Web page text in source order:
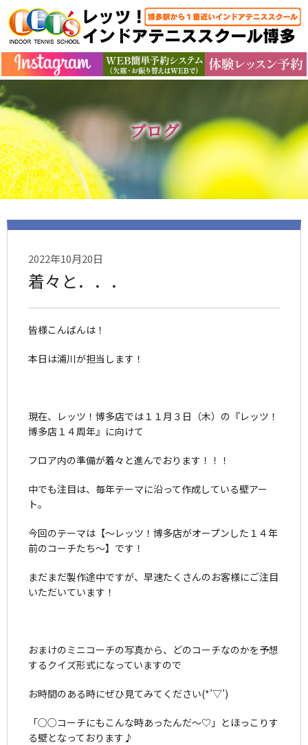
ブログ
2022年10月20日
着々と．．．
皆様こんばんは！
本日は浦川が担当します！
現在、レッツ！博多店では１１月３日（木）の『レッツ！
博多店１４周年』に向けて
フロア内の準備が着々と進んでおります！！！
中でも注目は、毎年テーマに沿って作成している壁アー
ト。
今回のテーマは【～レッツ！博多店がオープンした１４年
前のコーチたち～】です！
まだまだ製作途中ですが、早速たくさんのお客様にご注目
いただいています！
おまけのミニコーチの写真から、どのコーチなのかを予想
するクイズ形式になっていますので
お時間のある時にぜひ見てみてください(*’▽’)
「○○コーチにもこんな時あったんだ～♡」とほっこりす
る壁となっております♪